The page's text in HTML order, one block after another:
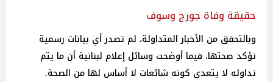
حقيقة وفاة جورج وسوف
وبالتحقق من الأخبار المتداولة، لم تصدر أي بيانات رسمية
تؤكد صحتها، فيما أوضحت وسائل إعلام لبنانية أن ما يتم
تداوله لا يتعدى كونه شائعات لا أساس لها من الصحة.